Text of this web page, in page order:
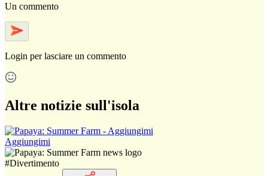
Un commento
Login per lasciare un commento
Altre notizie sull'isola
Aggiungimi
#Divertimento